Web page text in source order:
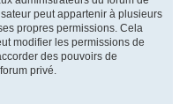
peut appartenir à plusieurs
propres permissions. Cela
modifier les permissions de
des pouvoirs de
privé.